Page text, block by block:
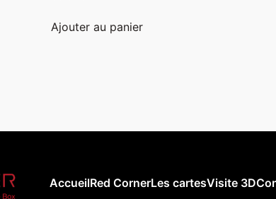
Ajouter au panier
AccueilRed CornerLes cartesVisite 3D